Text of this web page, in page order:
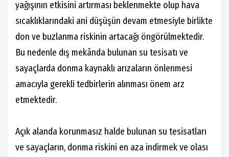
yağışının etkisini artırması beklenmekte olup hava
sıcaklıklarındaki ani düşüşün devam etmesiyle birlikte
don ve buzlanma riskinin artacağı öngörülmektedir.
Bu nedenle dış mekânda bulunan su tesisatı ve
sayaçlarda donma kaynaklı arızaların önlenmesi
amacıyla gerekli tedbirlerin alınması önem arz
etmektedir.
Açık alanda korunmasız halde bulunan su tesisatları
ve sayaçların, donma riskini en aza indirmek ve olası